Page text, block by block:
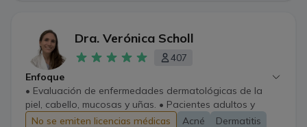
Dra. Verónica Scholl
407
Enfoque
• Evaluación de enfermedades dermatológicas de la
piel, cabello, mucosas y uñas. • Pacientes adultos y
pediátricos. • Tratamiento integral basado en evidencia
No se emiten licencias médicas Acné
Dermatitis